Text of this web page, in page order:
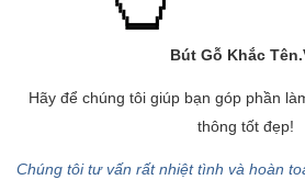
Bút Gỗ Khắc Tên
Hãy để chúng tôi giúp bạn góp phần
thông tốt đẹp!
Chúng tôi tư vấn rất nhiệt tình và hoàn